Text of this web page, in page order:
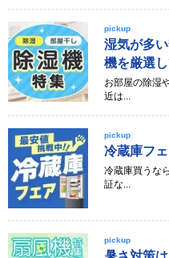
pickup
湿気が多
機を厳選
お部屋の除湿
近は...
pickup
冷蔵庫フ
冷蔵庫買うな
証な...
pickup